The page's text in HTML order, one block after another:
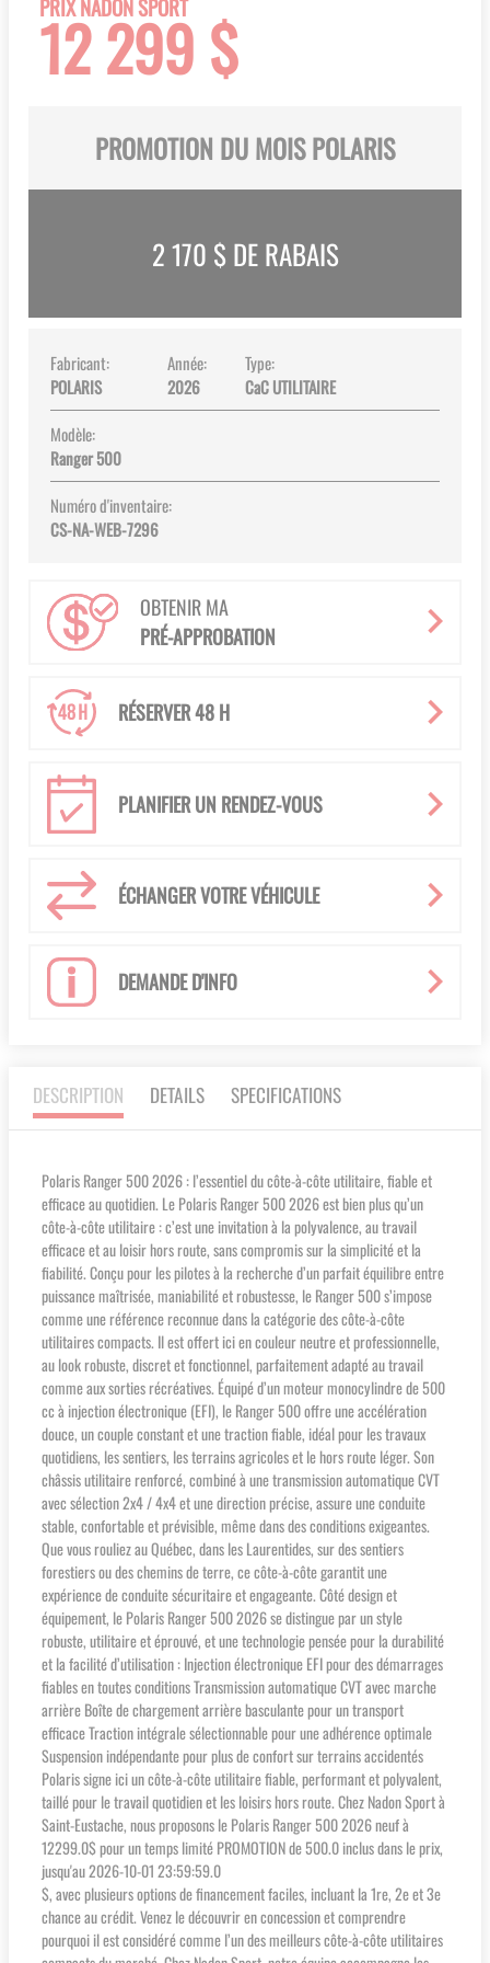
images
gallery
PRIX NADON SPORT
12 299 $
PROMOTION DU MOIS POLARIS
2 170 $ DE RABAIS
Fabricant:
POLARIS
Année:
2026
Type:
CaC UTILITAIRE
Modèle:
Ranger 500
Numéro d'inventaire:
CS-NA-WEB-7296
OBTENIR MA
PRÉ-APPROBATION
RÉSERVER 48 H
PLANIFIER UN RENDEZ-VOUS
ÉCHANGER VOTRE VÉHICULE
DEMANDE D'INFO
DESCRIPTION DETAILS SPECIFICATIONS
Polaris Ranger 500 2026 : l’essentiel du côte-à-côte utilitaire, fiable et
efficace au quotidien. Le Polaris Ranger 500 2026 est bien plus qu’un
côte-à-côte utilitaire : c’est une invitation à la polyvalence, au travail
efficace et au loisir hors route, sans compromis sur la simplicité et la
fiabilité. Conçu pour les pilotes à la recherche d’un parfait équilibre entre
puissance maîtrisée, maniabilité et robustesse, le Ranger 500 s’impose
comme une référence reconnue dans la catégorie des côte-à-côte
utilitaires compacts. Il est offert ici en couleur neutre et professionnelle,
au look robuste, discret et fonctionnel, parfaitement adapté au travail
comme aux sorties récréatives. Équipé d’un moteur monocylindre de 500
cc à injection électronique (EFI), le Ranger 500 offre une accélération
douce, un couple constant et une traction fiable, idéal pour les travaux
quotidiens, les sentiers, les terrains agricoles et le hors route léger. Son
châssis utilitaire renforcé, combiné à une transmission automatique CVT
avec sélection 2x4 / 4x4 et une direction précise, assure une conduite
stable, confortable et prévisible, même dans des conditions exigeantes.
Que vous rouliez au Québec, dans les Laurentides, sur des sentiers
forestiers ou des chemins de terre, ce côte-à-côte garantit une
expérience de conduite sécuritaire et engageante. Côté design et
équipement, le Polaris Ranger 500 2026 se distingue par un style
robuste, utilitaire et éprouvé, et une technologie pensée pour la durabilité
et la facilité d’utilisation : Injection électronique EFI pour des démarrages
fiables en toutes conditions Transmission automatique CVT avec marche
arrière Boîte de chargement arrière basculante pour un transport
efficace Traction intégrale sélectionnable pour une adhérence optimale
Suspension indépendante pour plus de confort sur terrains accidentés
Polaris signe ici un côte-à-côte utilitaire fiable, performant et polyvalent,
taillé pour le travail quotidien et les loisirs hors route. Chez Nadon Sport à
Saint-Eustache, nous proposons le Polaris Ranger 500 2026 neuf à
12299.0$ pour un temps limité PROMOTION de 500.0 inclus dans le prix,
jusqu'au 2026-10-01 23:59:59.0
$, avec plusieurs options de financement faciles, incluant la 1re, 2e et 3e
chance au crédit. Venez le découvrir en concession et comprendre
pourquoi il est considéré comme l’un des meilleurs côte-à-côte utilitaires